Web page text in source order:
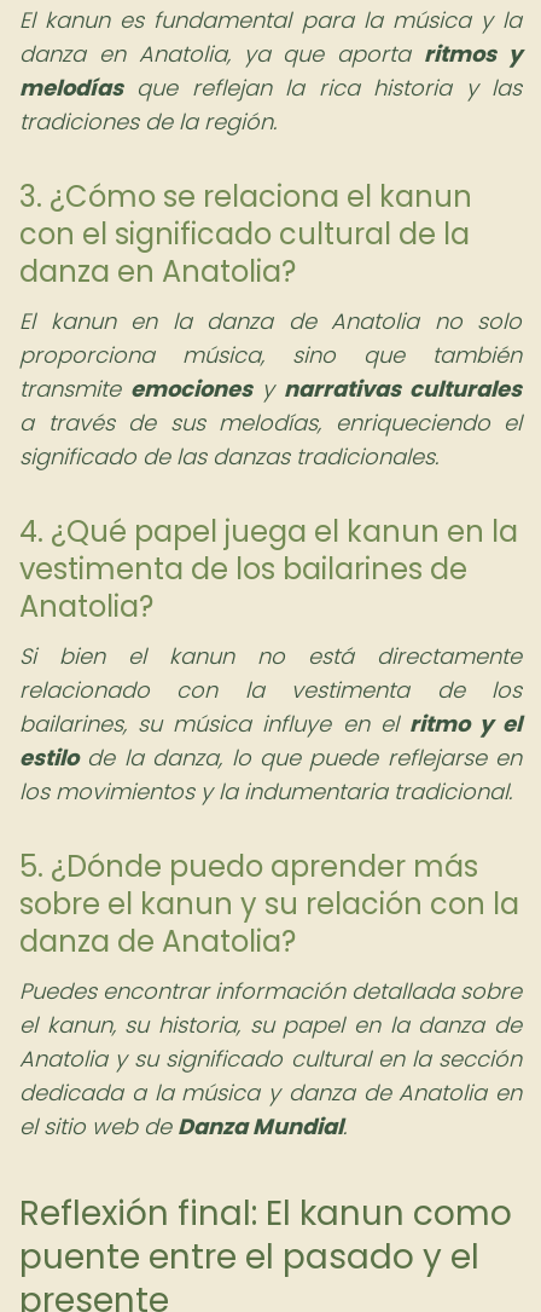
El kanun es fundamental para la música y la
danza en Anatolia, ya que aporta ritmos y
melodíasque reflejan la rica historia y las
tradiciones de la región.
3. ¿Cómo se relaciona el kanun
con el significado cultural de la
danza en Anatolia?
El kanun en la danza de Anatolia no solo
proporciona música, sino que también
transmite emocionesy narrativas culturales
a través de sus melodías, enriqueciendo el
significado de las danzas tradicionales.
4. ¿Qué papel juega el kanun en la
vestimenta de los bailarines de
Anatolia?
Si bien el kanun no está directamente
relacionado con la vestimenta de los
bailarines, su música influye en el ritmo y el
estilode la danza, lo que puede reflejarse en
los movimientos y la indumentaria tradicional.
5. ¿Dónde puedo aprender más
sobre el kanun y su relación con la
danza de Anatolia?
Puedes encontrar información detallada sobre
el kanun, su historia, su papel en la danza de
Anatolia y su significado cultural en la sección
dedicada a la música y danza de Anatolia en
el sitio web de Danza Mundial.
Reflexión final: El kanun como
puente entre el pasado y el
presente